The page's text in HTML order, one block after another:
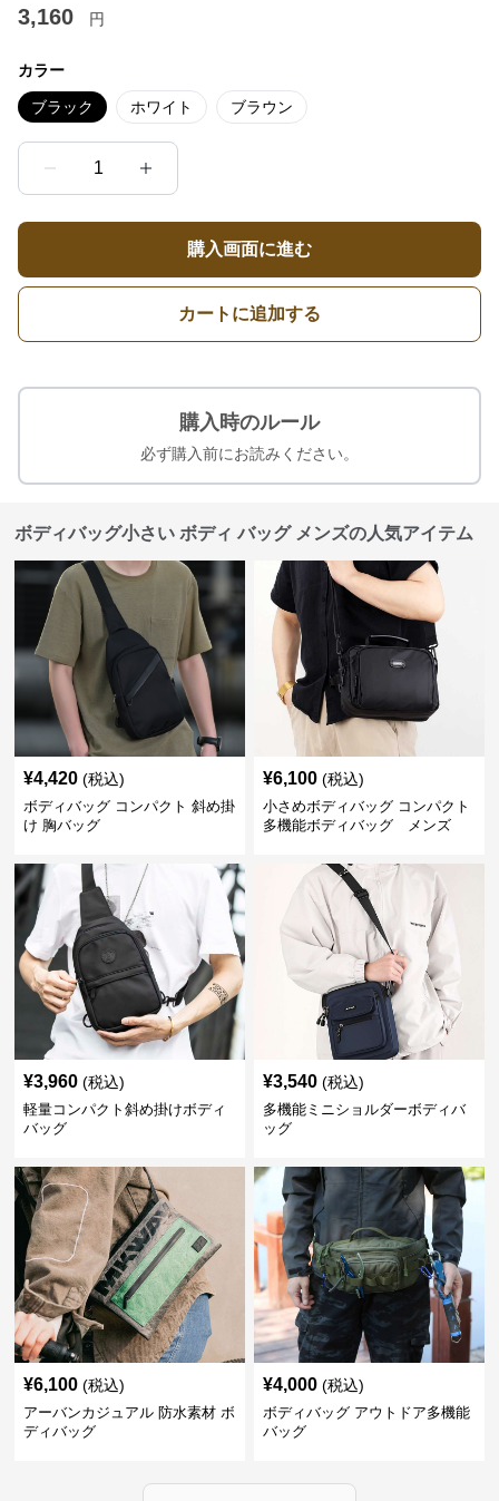
3,160 円
カラー
ブラック ホワイト ブラウン
1
購入画面に進む
カートに追加する
購入時のルール
必ず購入前にお読みください。
ボディバッグ小さい ボディ バッグ メンズの人気アイテム
¥4,420 (税込)
ボディバッグ コンパクト 斜め掛
け 胸バッグ
¥6,100 (税込)
小さめボディバッグ コンパクト
多機能ボディバッグ メンズ
¥3,960 (税込)
軽量コンパクト斜め掛けボディ
バッグ
¥3,540 (税込)
多機能ミニショルダーボディバ
ッグ
¥6,100 (税込)
アーバンカジュアル 防水素材 ボ
ディバッグ
¥4,000 (税込)
ボディバッグ アウトドア多機能
バッグ